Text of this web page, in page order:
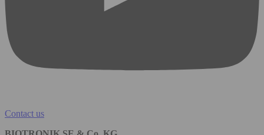
Contact us